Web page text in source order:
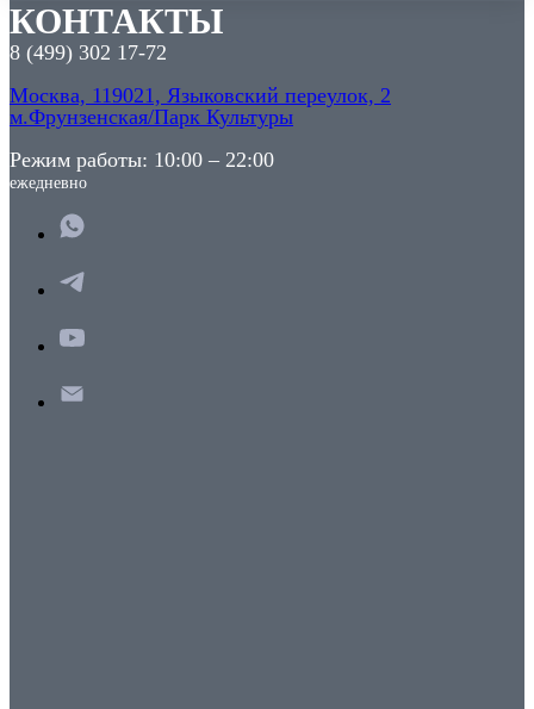
КОНТАКТЫ
8 (499) 302 17-72
Москва, 119021, Языковский переулок, 2
м.Фрунзенская/Парк Культуры
Режим работы: 10:00 – 22:00
ежедневно